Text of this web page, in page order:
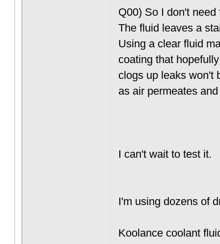
Q00) So I don't
The fluid leaves a
Using a clear fluid
coating that hopefully
clogs up leaks won't
as air permeates
I can't wait to test it.
I'm using dozens of
Koolance coolant